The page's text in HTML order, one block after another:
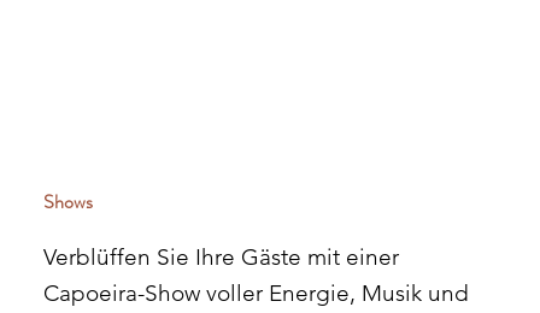
Shows
Verblüffen Sie Ihre Gäste mit einer
Capoeira-Show voller Energie, Musik und